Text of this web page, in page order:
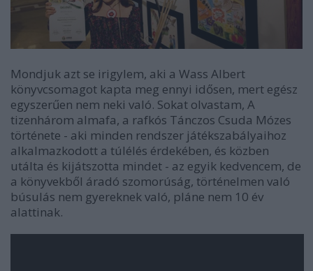
Mondjuk azt se irigylem, aki a Wass Albert
könyvcsomagot kapta meg ennyi idősen, mert egész
egyszerűen nem neki való. Sokat olvastam, A
tizenhárom almafa, a rafkós Tánczos Csuda Mózes
története - aki minden rendszer játékszabályaihoz
alkalmazkodott a túlélés érdekében, és közben
utálta és kijátszotta mindet - az egyik kedvencem, de
a könyvekből áradó szomorúság, történelmen való
búsulás nem gyereknek való, pláne nem 10 év
alattinak.